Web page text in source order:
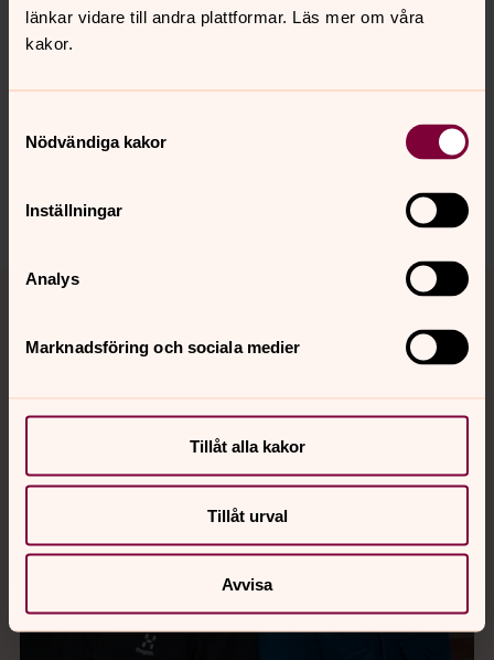
länkar vidare till andra plattformar. Läs mer om våra
kakor.
Nödvändiga kakor
Inställningar
Analys
Marknadsföring och sociala medier
Tillåt alla kakor
Tillåt urval
Avvisa
Luther, violin, Torbjörn Luther, violin och
viola, samt Hanna Salo, cello
13 augusti kl 19 • Östad kyrka
Stråkmusikerna i Triolus bjuder på folkmusik, Bach,
Beethoven, Einaudi, Hildegard av Bingen. Musiken och
orden förstärks av akvareller som visas på projektorduk.
Dikterna och konstverken är skapade av Cecilia.